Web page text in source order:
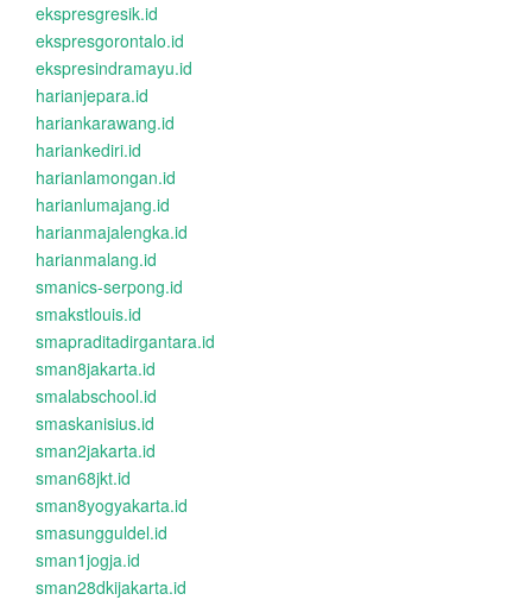
ekspresgresik.id
ekspresgorontalo.id
ekspresindramayu.id
harianjepara.id
hariankarawang.id
hariankediri.id
harianlamongan.id
harianlumajang.id
harianmajalengka.id
harianmalang.id
smanics-serpong.id
smakstlouis.id
smapraditadirgantara.id
sman8jakarta.id
smalabschool.id
smaskanisius.id
sman2jakarta.id
sman68jkt.id
sman8yogyakarta.id
smasungguldel.id
sman1jogja.id
sman28dkijakarta.id